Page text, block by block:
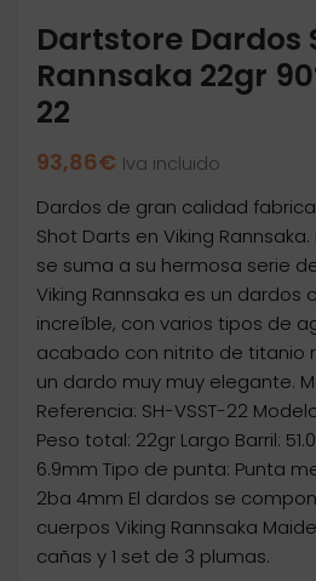
Dartstore Dardos
Rannsaka 22gr
22
93,86€ Iva incluido
Dardos de gran calidad
Shot Darts en Viking
se suma a su hermosa serie
Viking Rannsaka es un dardos
increíble, con varios tipos de
acabado con nitrito de titanio
un dardo muy muy elegante.
Referencia: SH-VSST-22
Peso total: 22gr Largo Barril:
6.9mm Tipo de punta: Punta
2ba 4mm El dardos se
cuerpos Viking Rannsaka
cañas y 1 set de 3 plumas.